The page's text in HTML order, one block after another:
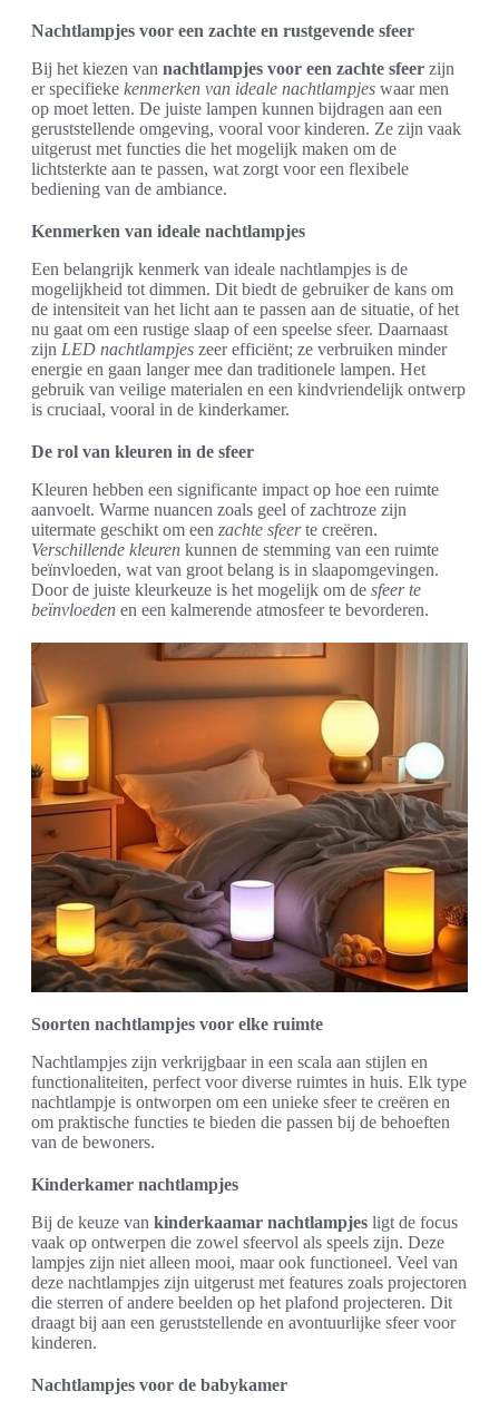
Nachtlampjes voor een zachte en rustgevende sfeer
Bij het kiezen van nachtlampjes voor een zachte sfeer zijn
er specifieke kenmerken van ideale nachtlampjes waar men
op moet letten. De juiste lampen kunnen bijdragen aan een
geruststellende omgeving, vooral voor kinderen. Ze zijn vaak
uitgerust met functies die het mogelijk maken om de
lichtsterkte aan te passen, wat zorgt voor een flexibele
bediening van de ambiance.
Kenmerken van ideale nachtlampjes
Een belangrijk kenmerk van ideale nachtlampjes is de
mogelijkheid tot dimmen. Dit biedt de gebruiker de kans om
de intensiteit van het licht aan te passen aan de situatie, of het
nu gaat om een rustige slaap of een speelse sfeer. Daarnaast
zijn LED nachtlampjes zeer efficiënt; ze verbruiken minder
energie en gaan langer mee dan traditionele lampen. Het
gebruik van veilige materialen en een kindvriendelijk ontwerp
is cruciaal, vooral in de kinderkamer.
De rol van kleuren in de sfeer
Kleuren hebben een significante impact op hoe een ruimte
aanvoelt. Warme nuancen zoals geel of zachtroze zijn
uitermate geschikt om een zachte sfeerte creëren.
Verschillende kleuren kunnen de stemming van een ruimte
beïnvloeden, wat van groot belang is in slaapomgevingen.
Door de juiste kleurkeuze is het mogelijk om de sfeer te
beïnvloeden en een kalmerende atmosfeer te bevorderen.
Soorten nachtlampjes voor elke ruimte
Nachtlampjes zijn verkrijgbaar in een scala aan stijlen en
functionaliteiten, perfect voor diverse ruimtes in huis. Elk type
nachtlampje is ontworpen om een unieke sfeer te creëren en
om praktische functies te bieden die passen bij de behoeften
van de bewoners.
Kinderkamer nachtlampjes
Bij de keuze van kinderkaamar nachtlampjes ligt de focus
vaak op ontwerpen die zowel sfeervol als speels zijn. Deze
lampjes zijn niet alleen mooi, maar ook functioneel. Veel van
deze nachtlampjes zijn uitgerust met features zoals projectoren
die sterren of andere beelden op het plafond projecteren. Dit
draagt bij aan een geruststellende en avontuurlijke sfeer voor
kinderen.
Nachtlampjes voor de babykamer